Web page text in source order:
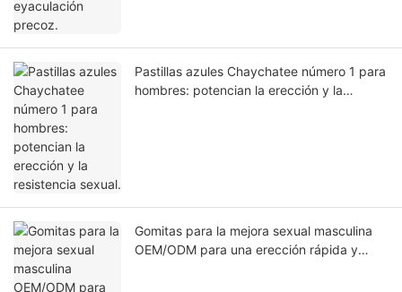
Pastillas azules Chaychatee número 1 para
hombres: potencian la erección y la
Gomitas para la mejora sexual masculina
OEM/ODM para una erección rápida y